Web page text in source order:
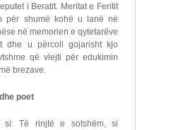
i Beratit. Meritat e Feritit
për shumë kohë u lanë në
në memorien e qytetarëve
dhe u përcoll gojarisht kjo
që vlejti për edukimin
brezave.
poet
si: Të rinjtë e sotshëm, si